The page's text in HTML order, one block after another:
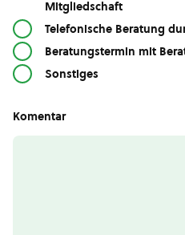
Mitgliedschaft
Telefonische Beratung
Beratungstermin mit
Sonstiges
Komentar